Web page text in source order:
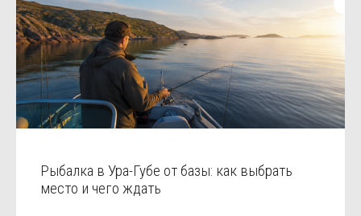
Рыбалка в Ура-Губе от базы: как выбрать
место и чего ждать